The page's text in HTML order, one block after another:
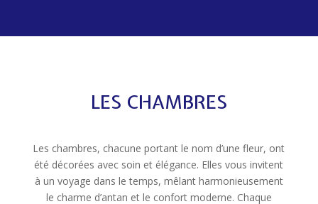
LES CHAMBRES
Les chambres, chacune portant le nom d’une fleur, ont
été décorées avec soin et élégance. Elles vous invitent
à un voyage dans le temps, mêlant harmonieusement
le charme d’antan et le confort moderne. Chaque